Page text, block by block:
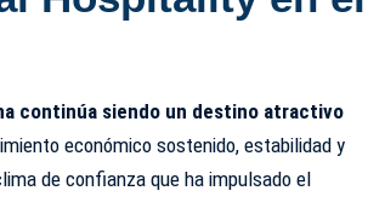
continúa siendo un destino atractivo
económico sostenido, estabilidad y
de confianza que ha impulsado el